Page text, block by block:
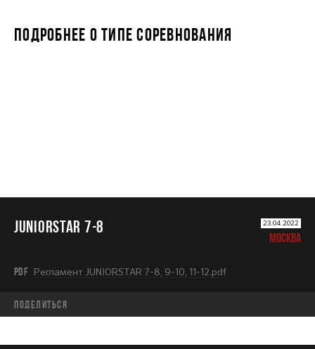
ПОДРОБНЕЕ О ТИПЕ СОРЕВНОВАНИЯ
JUNIORSTAR 7-8 23.04.2022
МОСКВА
PDF Регламент JUNIORSTAR 7-8, 9-10, 11-12.pdf
Поделиться